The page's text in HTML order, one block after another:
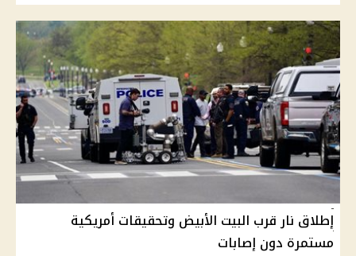
إطلاق نار قرب البيت الأبيض وتحقيقات أمريكية
مستمرة دون إصابات